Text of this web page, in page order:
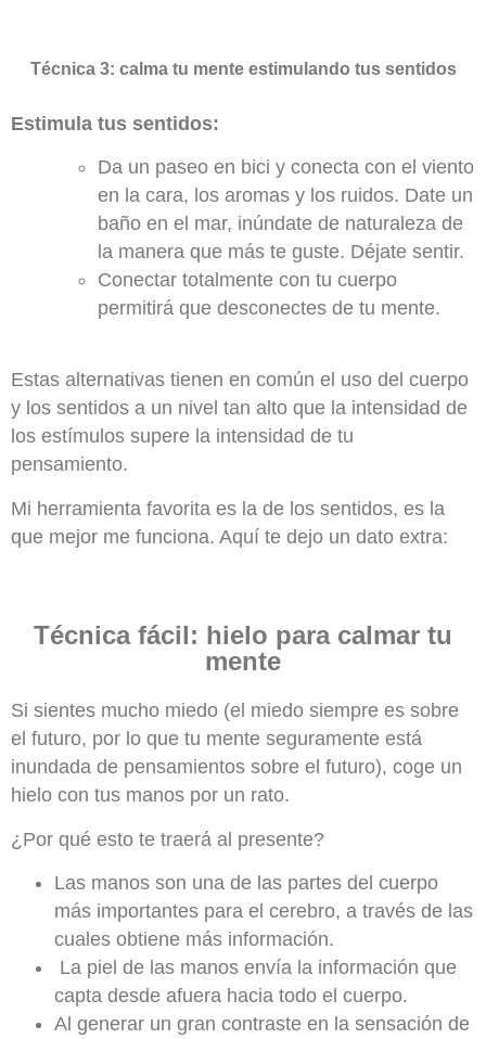
Técnica 3: calma tu mente estimulando tus sentidos
Estimula tus sentidos:
Da un paseo en bici y conecta con el viento
en la cara, los aromas y los ruidos. Date un
baño en el mar, inúndate de naturaleza de
la manera que más te guste. Déjate sentir.
Conectar totalmente con tu cuerpo
permitirá que desconectes de tu mente.
Estas alternativas tienen en común el uso del cuerpo
y los sentidos a un nivel tan alto que la intensidad de
los estímulos supere la intensidad de tu
pensamiento.
Mi herramienta favorita es la de los sentidos, es la
que mejor me funciona. Aquí te dejo un dato extra:
Técnica fácil: hielo para calmar tu
mente
Si sientes mucho miedo (el miedo siempre es sobre
el futuro, por lo que tu mente seguramente está
inundada de pensamientos sobre el futuro), coge un
hielo con tus manos por un rato.
¿Por qué esto te traerá al presente?
Las manos son una de las partes del cuerpo
más importantes para el cerebro, a través de las
cuales obtiene más información.
La piel de las manos envía la información que
capta desde afuera hacia todo el cuerpo.
Al generar un gran contraste en la sensación de